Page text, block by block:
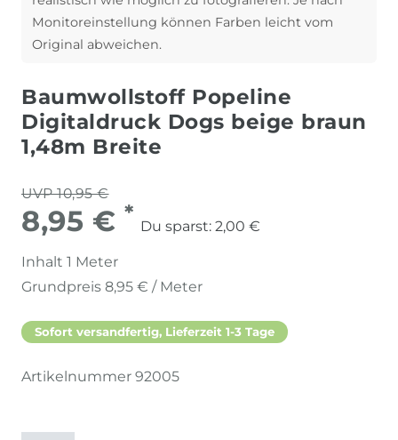
Monitoreinstellung können Farben leicht vom
Original abweichen.
Baumwollstoff Popeline
Digitaldruck Dogs beige braun
1,48m Breite
UVP 10,95 €
8,95 € *
Du sparst: 2,00 €
Inhalt 1 Meter
Grundpreis 8,95 € / Meter
Sofort versandfertig, Lieferzeit 1-3 Tage
Artikelnummer 92005